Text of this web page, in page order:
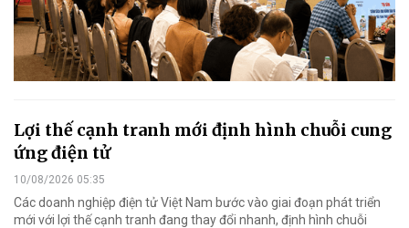
Lợi thế cạnh tranh mới định hình chuỗi cung
ứng điện tử
10/08/2026 05:35
Các doanh nghiệp điện tử Việt Nam bước vào giai đoạn phát triển
mới với lợi thế cạnh tranh đang thay đổi nhanh, định hình chuỗi